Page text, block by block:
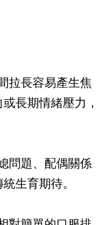
拉長容易產生焦
長期情緒壓力，
問題、配偶關係
生育期待。